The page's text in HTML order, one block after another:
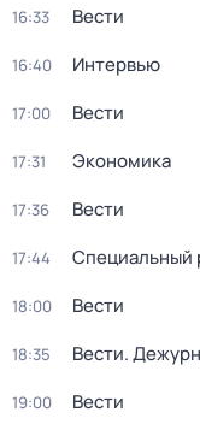
16:33 Вести
16:40 Интервью
17:00 Вести
17:31 Экономика
17:36 Вести
17:44 Специальный
18:00 Вести
18:35 Вести.
19:00 Вести